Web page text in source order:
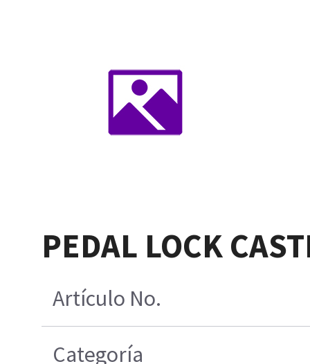
PEDAL LOCK
Artículo No.
Categoría